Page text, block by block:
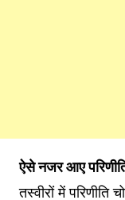
ऐसे नजर आए
तस्वीरों में परिणीति